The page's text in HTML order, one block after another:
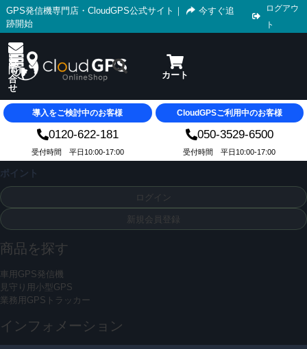
GPS発信機専門店・CloudGPS公式サイト ｜
今すぐ追
跡開始
ログアウ
ト
導入をご検討中のお客様 CloudGPSご利用中のお客様
0120-622-181 050-3529-6500
受付時間 平日10:00-17:00 受付時間 平日10:00-17:00
ポイント
ログイン
新規会員登録
商品を探す
車用GPS発信機
見守り用小型GPS
業務用GPSトラッカー
インフォメーション